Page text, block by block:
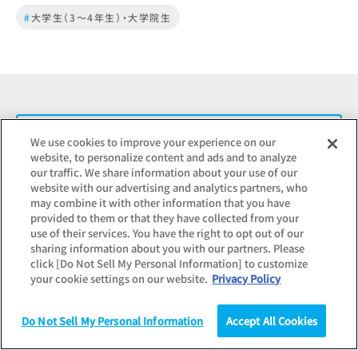
統計（データ） コラム
#大学生（3～4年生）・大学院生
調査結果のお問い合わせ
記事転載のお申し込み
報道関連のお問い合わせ
We use cookies to improve your experience on our
website, to personalize content and ads and to analyze
our traffic. We share information about your use of our
website with our advertising and analytics partners, who
may combine it with other information that you have
provided to them or that they have collected from your
use of their services. You have the right to opt out of our
sharing information about you with our partners. Please
click [Do Not Sell My Personal Information] to customize
your cookie settings on our website. Privacy Policy
Do Not Sell My Personal Information Accept All Cookies